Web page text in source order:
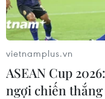
vietnamplus.vn
ASEAN Cup
ngợi chiến thắng